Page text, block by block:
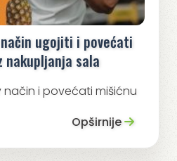
ugojiti i povećati
nakupljanja sala
način i povećati mišićnu
Opširnije